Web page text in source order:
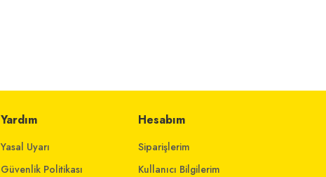
Yardım
Yasal Uyarı
Güvenlik Politikası
Hesabım
Siparişlerim
Kullanıcı Bilgilerim